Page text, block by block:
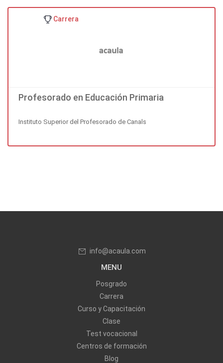
Profesorado en Educación Primaria
Instituto Superior del Profesorado de Canals
Carrera
info@acaula.com
MENU
Posgrado
Carrera
Curso y Capacitación
Clase
Test vocacional
Centros de formación
Blog